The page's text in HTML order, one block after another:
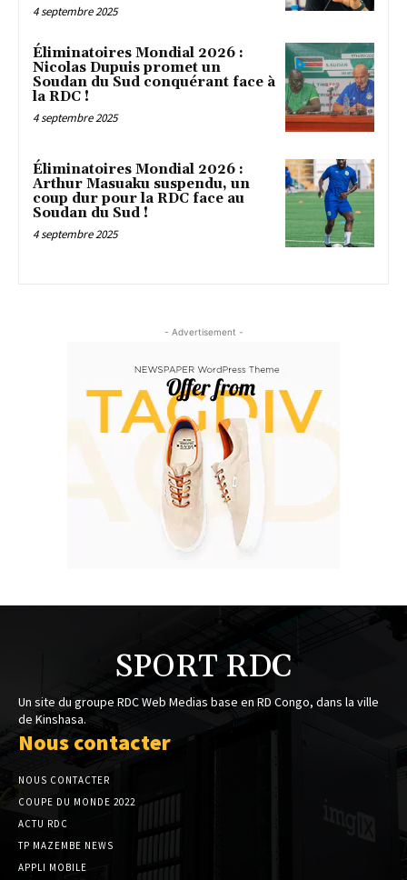
4 septembre 2025
Éliminatoires Mondial 2026 :
Nicolas Dupuis promet un
Soudan du Sud conquérant face à
la RDC !
4 septembre 2025
Éliminatoires Mondial 2026 :
Arthur Masuaku suspendu, un
coup dur pour la RDC face au
Soudan du Sud !
4 septembre 2025
- Advertisement -
SPORT RDC
Un site du groupe RDC Web Medias base en RD Congo, dans la ville
de Kinshasa.
Nous contacter
NOUS CONTACTER
COUPE DU MONDE 2022
ACTU RDC
TP MAZEMBE NEWS
APPLI MOBILE